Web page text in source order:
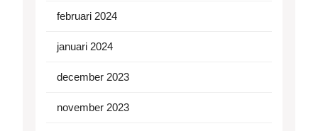
februari 2024
januari 2024
december 2023
november 2023